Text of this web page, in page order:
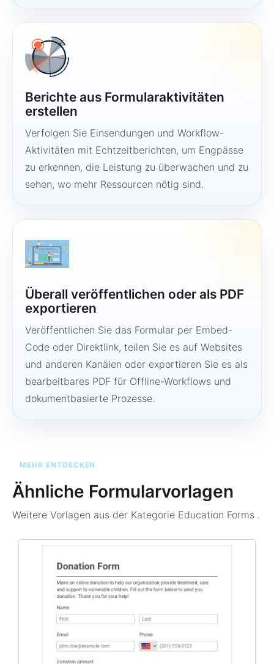
Berichte aus Formularaktivitäten
erstellen
Verfolgen Sie Einsendungen und Workflow-
Aktivitäten mit Echtzeitberichten, um Engpässe
zu erkennen, die Leistung zu überwachen und zu
sehen, wo mehr Ressourcen nötig sind.
Überall veröffentlichen oder als PDF
exportieren
Veröffentlichen Sie das Formular per Embed-
Code oder Direktlink, teilen Sie es auf Websites
und anderen Kanälen oder exportieren Sie es als
bearbeitbares PDF für Offline-Workflows und
dokumentbasierte Prozesse.
MEHR ENTDECKEN
Ähnliche Formularvorlagen
Weitere Vorlagen aus der Kategorie Education Forms .